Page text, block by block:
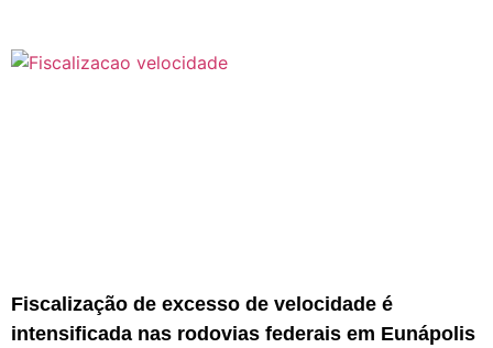
Fiscalização de excesso de velocidade é
intensificada nas rodovias federais em Eunápolis